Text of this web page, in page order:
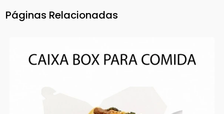
Páginas Relacionadas